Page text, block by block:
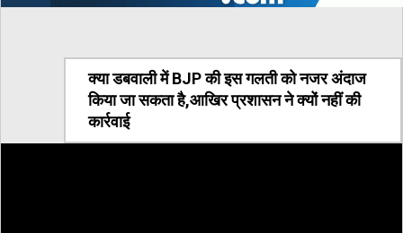
क्या डबवाली में BJP की इस गलती को नजर अंदाज
किया जा सकता है,आखिर प्रशासन ने क्यों नहीं की
कार्रवाई